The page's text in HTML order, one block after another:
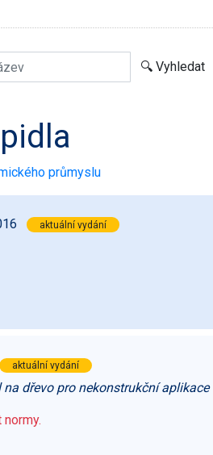
průmyslu
aktuální vydání
aktuální vydání
dřevo pro nekonstrukční aplikace